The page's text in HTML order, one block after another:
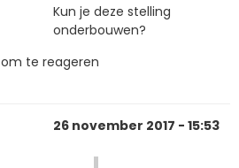
Kun je deze stelling
onderbouwen?
om te reageren
26 november 2017 - 15:53